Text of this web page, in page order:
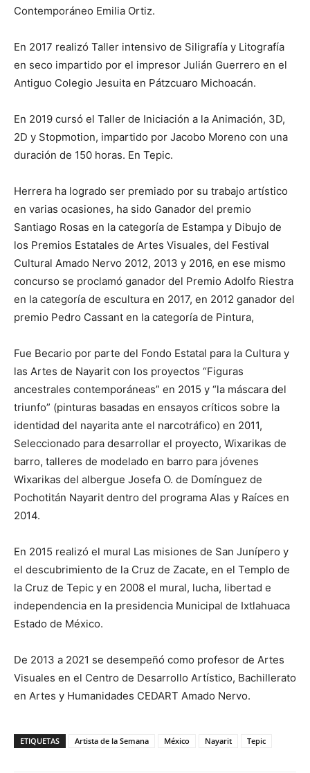
Contemporáneo Emilia Ortiz.
En 2017 realizó Taller intensivo de Siligrafía y Litografía
en seco impartido por el impresor Julián Guerrero en el
Antiguo Colegio Jesuita en Pátzcuaro Michoacán.
En 2019 cursó el Taller de Iniciación a la Animación, 3D,
2D y Stopmotion, impartido por Jacobo Moreno con una
duración de 150 horas. En Tepic.
Herrera ha logrado ser premiado por su trabajo artístico
en varias ocasiones, ha sido Ganador del premio
Santiago Rosas en la categoría de Estampa y Dibujo de
los Premios Estatales de Artes Visuales, del Festival
Cultural Amado Nervo 2012, 2013 y 2016, en ese mismo
concurso se proclamó ganador del Premio Adolfo Riestra
en la categoría de escultura en 2017, en 2012 ganador del
premio Pedro Cassant en la categoría de Pintura,
Fue Becario por parte del Fondo Estatal para la Cultura y
las Artes de Nayarit con los proyectos “Figuras
ancestrales contemporáneas” en 2015 y “la máscara del
triunfo” (pinturas basadas en ensayos críticos sobre la
identidad del nayarita ante el narcotráfico) en 2011,
Seleccionado para desarrollar el proyecto, Wixarikas de
barro, talleres de modelado en barro para jóvenes
Wixarikas del albergue Josefa O. de Domínguez de
Pochotitán Nayarit dentro del programa Alas y Raíces en
2014.
En 2015 realizó el mural Las misiones de San Junípero y
el descubrimiento de la Cruz de Zacate, en el Templo de
la Cruz de Tepic y en 2008 el mural, lucha, libertad e
independencia en la presidencia Municipal de Ixtlahuaca
Estado de México.
De 2013 a 2021 se desempeñó como profesor de Artes
Visuales en el Centro de Desarrollo Artístico, Bachillerato
en Artes y Humanidades CEDART Amado Nervo.
ETIQUETAS Artista de la Semana México Nayarit Tepic